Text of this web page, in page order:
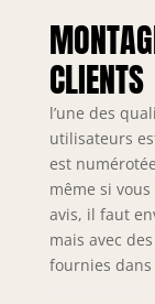
CLIENTS
l’une des
utilisateurs
est
même si
avis, il faut
mais avec
fournies dans